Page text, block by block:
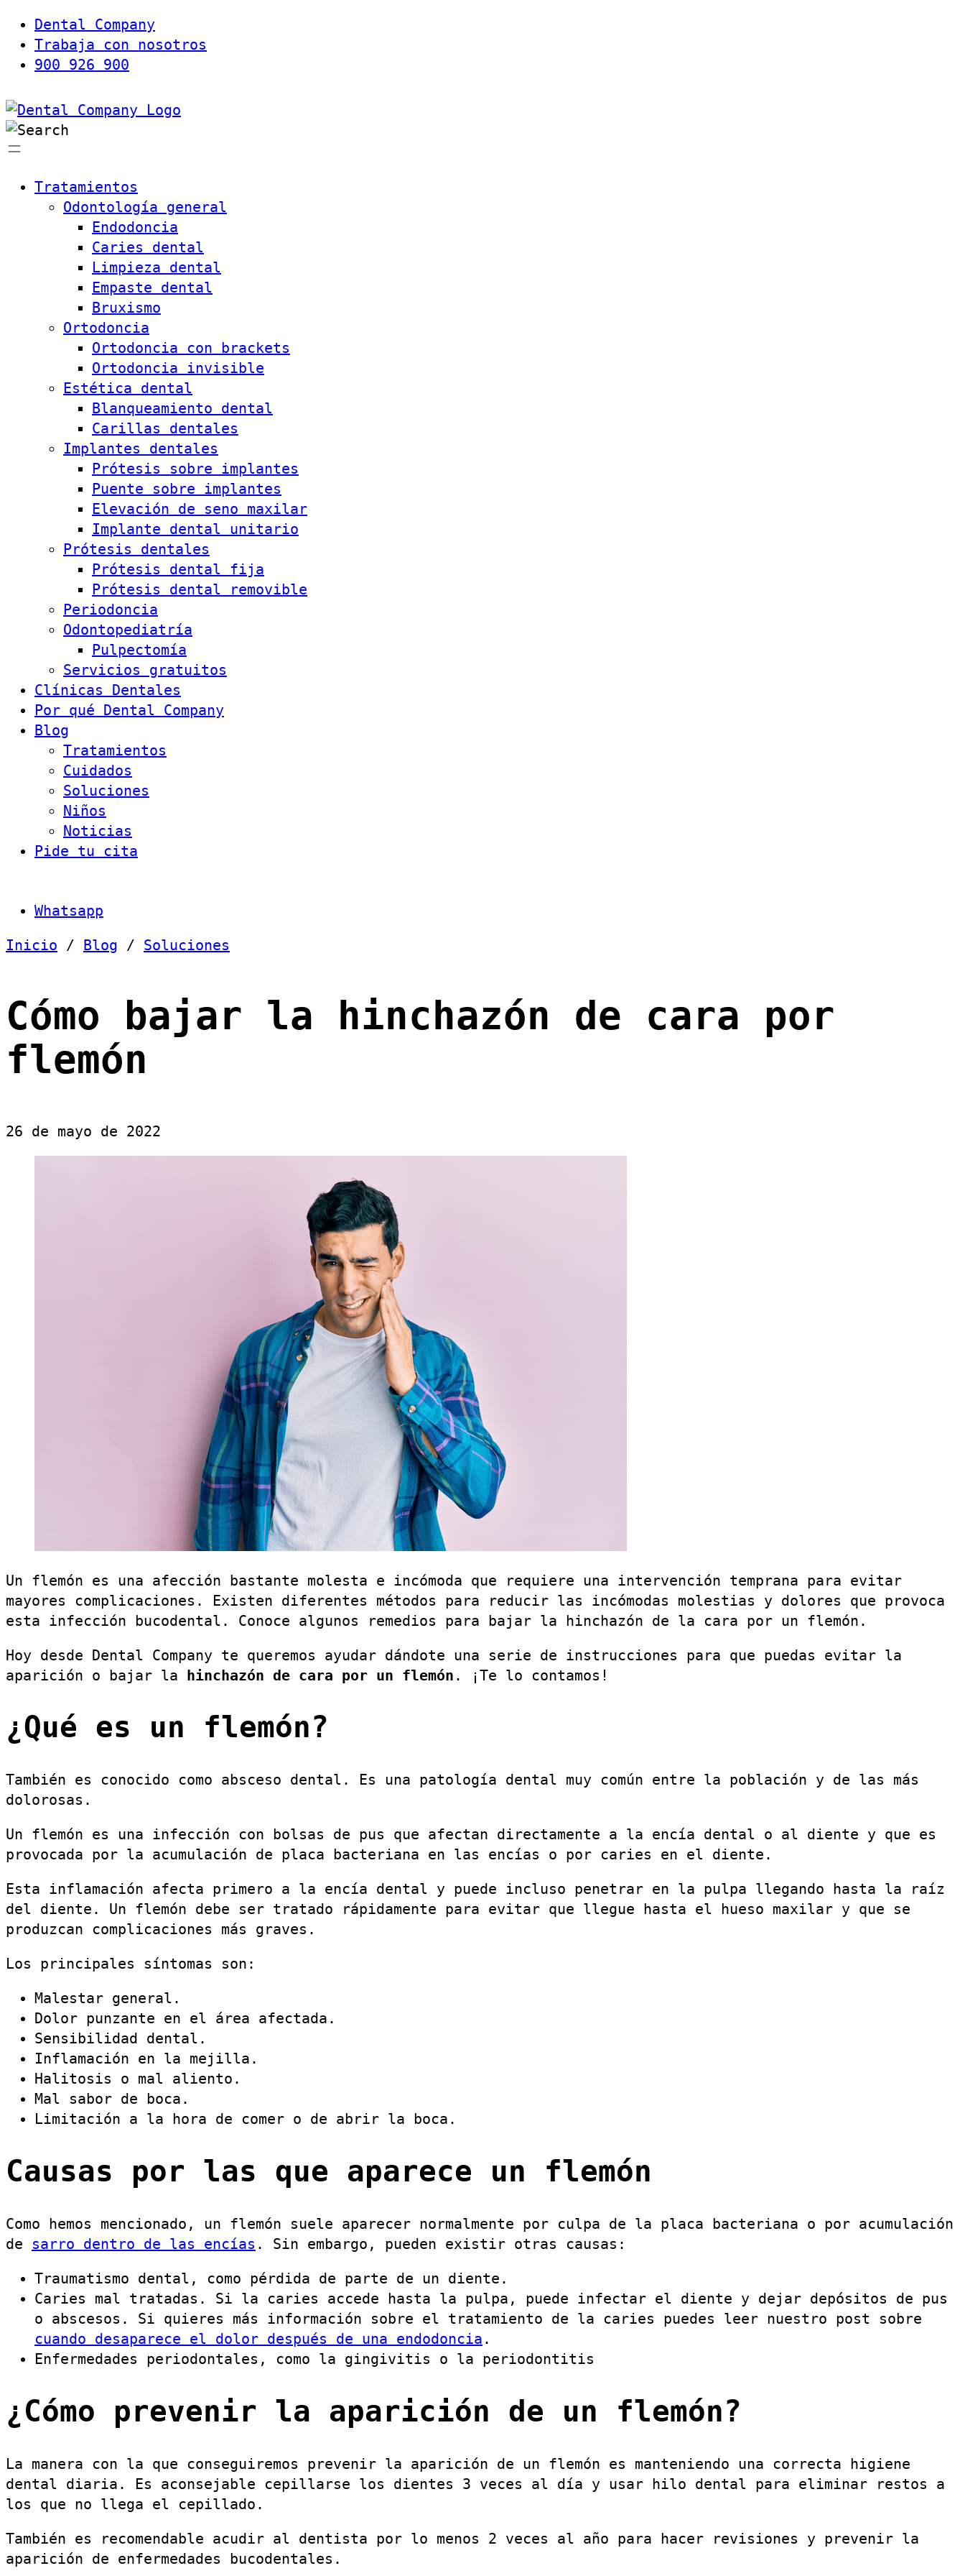
Dental Company
Trabaja con nosotros
900 926 900
Tratamientos
Odontología general
Endodoncia
Caries dental
Limpieza dental
Empaste dental
Bruxismo
Ortodoncia
Ortodoncia con brackets
Ortodoncia invisible
Estética dental
Blanqueamiento dental
Carillas dentales
Implantes dentales
Prótesis sobre implantes
Puente sobre implantes
Elevación de seno maxilar
Implante dental unitario
Prótesis dentales
Prótesis dental fija
Prótesis dental removible
Periodoncia
Odontopediatría
Pulpectomía
Servicios gratuitos
Clínicas Dentales
Por qué Dental Company
Blog
Tratamientos
Cuidados
Soluciones
Niños
Noticias
Pide tu cita
Whatsapp
Inicio / Blog / Soluciones
Cómo bajar la hinchazón de cara por
flemón
26 de mayo de 2022
Un flemón es una afección bastante molesta e incómoda que requiere una intervención temprana para evitar
mayores complicaciones. Existen diferentes métodos para reducir las incómodas molestias y dolores que provoca
esta infección bucodental. Conoce algunos remedios para bajar la hinchazón de la cara por un flemón.
Hoy desde Dental Company te queremos ayudar dándote una serie de instrucciones para que puedas evitar la
aparición o bajar la hinchazón de cara por un flemón . ¡Te lo contamos!
¿Qué es un flemón?
También es conocido como absceso dental. Es una patología dental muy común entre la población y de las más
dolorosas.
Un flemón es una infección con bolsas de pus que afectan directamente a la encía dental o al diente y que es
provocada por la acumulación de placa bacteriana en las encías o por caries en el diente.
Esta inflamación afecta primero a la encía dental y puede incluso penetrar en la pulpa llegando hasta la raíz
del diente. Un flemón debe ser tratado rápidamente para evitar que llegue hasta el hueso maxilar y que se
produzcan complicaciones más graves.
Los principales síntomas son:
Malestar general.
Dolor punzante en el área afectada.
Sensibilidad dental.
Inflamación en la mejilla.
Halitosis o mal aliento.
Mal sabor de boca.
Limitación a la hora de comer o de abrir la boca.
Causas por las que aparece un flemón
Como hemos mencionado, un flemón suele aparecer normalmente por culpa de la placa bacteriana o por acumulación
de sarro dentro de las encías . Sin embargo, pueden existir otras causas:
Traumatismo dental, como pérdida de parte de un diente.
Caries mal tratadas. Si la caries accede hasta la pulpa, puede infectar el diente y dejar depósitos de pus
o abscesos. Si quieres más información sobre el tratamiento de la caries puedes leer nuestro post sobre
cuando desaparece el dolor después de una endodoncia .
Enfermedades periodontales, como la gingivitis o la periodontitis
¿Cómo prevenir la aparición de un flemón?
La manera con la que conseguiremos prevenir la aparición de un flemón es manteniendo una correcta higiene
dental diaria. Es aconsejable cepillarse los dientes 3 veces al día y usar hilo dental para eliminar restos a
los que no llega el cepillado.
También es recomendable acudir al dentista por lo menos 2 veces al año para hacer revisiones y prevenir la
aparición de enfermedades bucodentales.